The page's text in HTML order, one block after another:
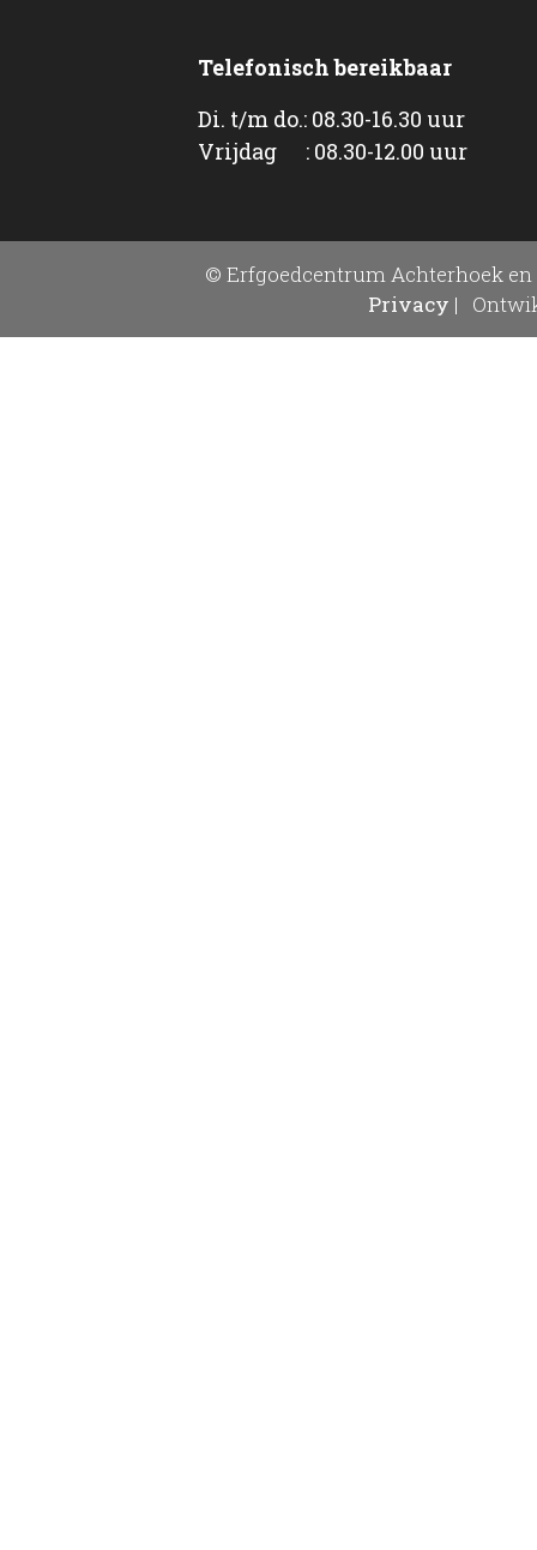
Telefonisch bereikbaar
Di. t/m do.: 08.30-16.30 uur
Vrijdag : 08.30-12.00 uur
© Erfgoedcentrum Achterhoek en
Privacy |